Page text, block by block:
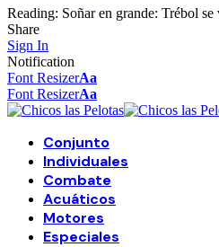
Reading: Soñar en grande: Trébol se
Share
Sign In
Notification
Font ResizerAa
Font ResizerAa
Conjunto
Individuales
Combate
Acuáticos
Motores
Especiales